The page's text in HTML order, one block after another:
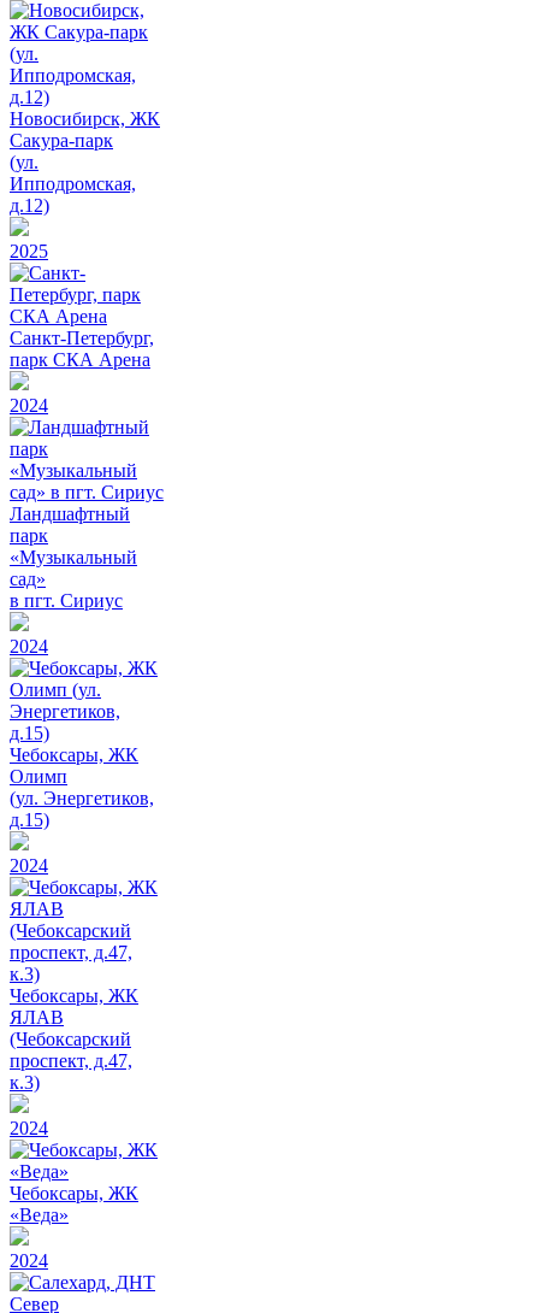
Новосибирск, ЖК
Сакура-парк
(ул.
Ипподромская,
д.12)
2025
Санкт-Петербург,
парк СКА Арена
2024
Ландшафтный
парк
«Музыкальный
сад»
в пгт. Сириус
2024
Чебоксары, ЖК
Олимп
(ул. Энергетиков,
д.15)
2024
Чебоксары, ЖК
ЯЛАВ
(Чебоксарский
проспект, д.47,
к.3)
2024
Чебоксары, ЖК
«Веда»
2024